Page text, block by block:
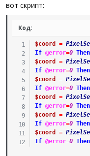
вот скрипт:
Код:
$coord =
If @error=0 Then
$coord
=
If @error=0 Then
$coord
=
If @error=0 Then
$coord
=
If @error=0 Then
$coord
=
If @error=0 Then
$coord
=
If @error=0 Then